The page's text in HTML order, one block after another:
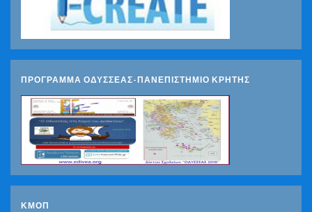
ΠΡΟΓΡΑΜΜΑ ΟΔΥΣΣΕΑΣ-ΠΑΝΕΠΙΣΤΗΜΙΟ ΚΡΗΤΗΣ
ΚΜΟΠ